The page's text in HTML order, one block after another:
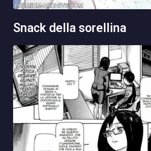
snack della sorellina